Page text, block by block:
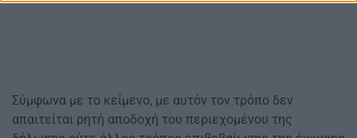
Σύμφωνα με το κείμενο, με αυτόν τον τρόπο δεν
απαιτείται ρητή αποδοχή του περιεχομένου της